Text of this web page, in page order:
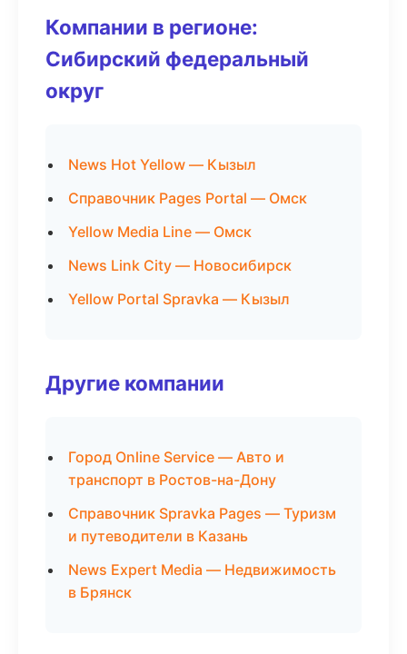
Компании в регионе:
Сибирский федеральный
округ
News Hot Yellow — Кызыл
Справочник Pages Portal — Омск
Yellow Media Line — Омск
News Link City — Новосибирск
Yellow Portal Spravka — Кызыл
Другие компании
Город Online Service — Авто и
транспорт в Ростов-на-Дону
Справочник Spravka Pages — Туризм
и путеводители в Казань
News Expert Media — Недвижимость
в Брянск